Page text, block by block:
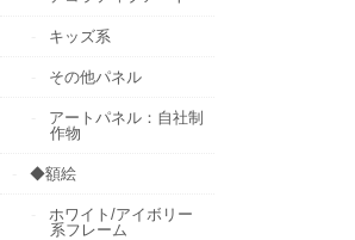
キッズ系
その他パネル
アートパネル：自社制
作物
◆額絵
ホワイト/アイボリー
系フレーム